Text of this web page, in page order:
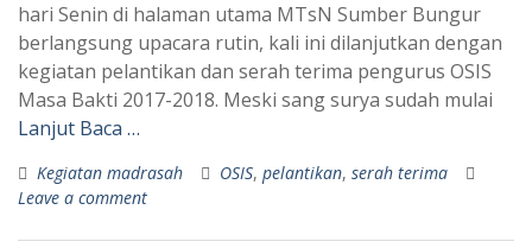
hari Senin di halaman utama MTsN Sumber Bungur
berlangsung upacara rutin, kali ini dilanjutkan dengan
kegiatan pelantikan dan serah terima pengurus OSIS
Masa Bakti 2017-2018. Meski sang surya sudah mulai
Lanjut Baca …
Kegiatan madrasah OSIS, pelantikan, serah terima
Leave a comment